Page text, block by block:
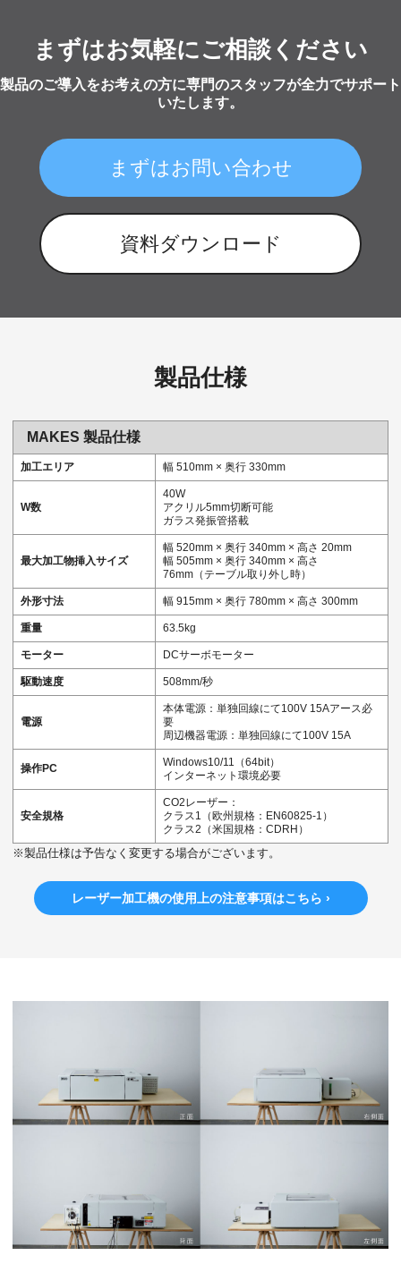
まずはお気軽にご相談ください
製品のご導入をお考えの方に専門のスタッフが全力でサポート
いたします。
まずはお問い合わせ
資料ダウンロード
製品仕様
MAKES 製品仕様
加工エリア 幅 510mm × 奥行 330mm
W数
40W
アクリル5mm切断可能
ガラス発振管搭載
最大加工物挿入サイズ
幅 520mm × 奥行 340mm × 高さ 20mm
幅 505mm × 奥行 340mm × 高さ
76mm（テーブル取り外し時）
外形寸法 幅 915mm × 奥行 780mm × 高さ 300mm
重量 63.5kg
モーター DCサーボモーター
駆動速度 508mm/秒
電源
本体電源：単独回線にて100V 15Aアース必
要
周辺機器電源：単独回線にて100V 15A
操作PC
Windows10/11（64bit）
インターネット環境必要
安全規格
CO2レーザー：
クラス1（欧州規格：EN60825-1）
クラス2（米国規格：CDRH）
※製品仕様は予告なく変更する場合がございます。
レーザー加工機の使用上の注意事項はこちら ›